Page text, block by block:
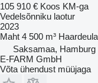
105 910 € Koos KM-ga
Vedelsõnniku laotur
2023
Maht 4 500 m³
Saksamaa, Hamburg
E-FARM GmbH
Võta ühendust müüjaga